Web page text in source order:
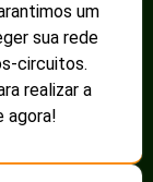
um
sua rede
circuitos.
realizar a
agora!